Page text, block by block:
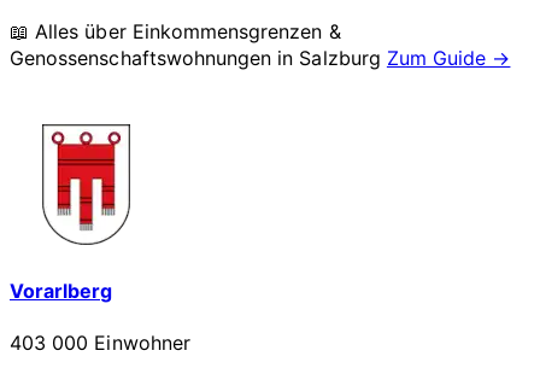
📖 Alles über Einkommensgrenzen &
Genossenschaftswohnungen in Salzburg Zum Guide →
Vorarlberg
403 000 Einwohner